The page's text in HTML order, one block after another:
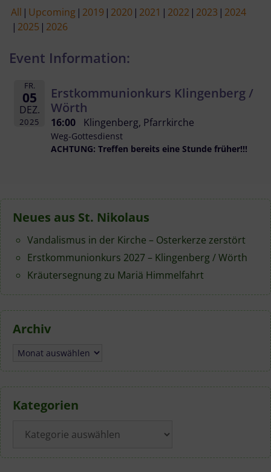
All Upcoming 2019 2020 2021 2022 2023 2024
2025 2026
Event Information:
FR.
05
DEZ.
2025
Erstkommunionkurs Klingenberg /
Wörth
16:00 Klingenberg, Pfarrkirche
Weg-Gottesdienst
ACHTUNG: Treffen bereits eine Stunde früher!!!
Neues aus St. Nikolaus
Vandalismus in der Kirche – Osterkerze zerstört
Erstkommunionkurs 2027 – Klingenberg / Wörth
Kräutersegnung zu Mariä Himmelfahrt
Archiv
Archiv
Kategorien